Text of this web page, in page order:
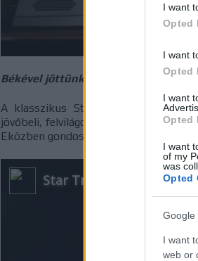
I want
Opted
I want
Opted
I want
Opted
I want
of my
was
Opted
Google
I want
web or
Békével jöttünk
A klasszikus Star Trek értékrend
jövőbeli, felvilágosultabb civilizációnkat
Eközben gondosan kidolgozott